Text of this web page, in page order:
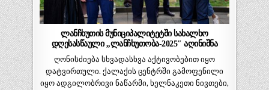
ლანჩხუთის მუნიციპალიტეტში სახალხო
დღესასწაული ,,ლანჩხუთობა-2025″ აღინიშნა
ღონისძიება სხვადასხვა აქტივობებით იყო
დატვირთული. ქალაქის ცენტრში გამოფენილი
იყო ადგილობრივი ნაწარმი, ხელნაკეთი ნივთები,